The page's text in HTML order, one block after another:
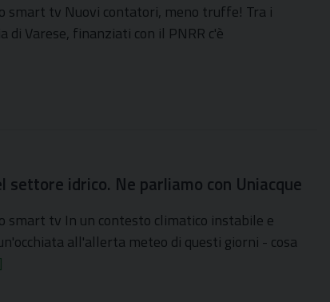
smart tv Nuovi contatori, meno truffe! Tra i
Varese, finanziati con il PNRR c'è
idrico. Ne parliamo con Uniacque
tv In un contesto climatico instabile e
all'allerta meteo di questi giorni - cosa